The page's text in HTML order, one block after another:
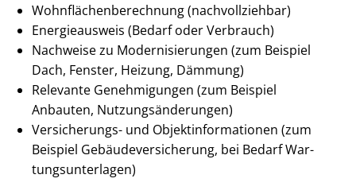
Wohn­flä­chen­be­rech­nung (nachvollziehbar)
Energieausweis (Bedarf oder Verbrauch)
Nachweise zu Mo­der­ni­sie­run­gen (zum Beispiel
Dach, Fenster, Heizung, Dämmung)
Relevante Genehmigungen (zum Beispiel
Anbauten, Nut­zungs­än­de­run­gen)
Versicherungs- und Ob­jekt­in­for­ma­tio­nen (zum
Beispiel Ge­bäu­de­ver­si­che­rung, bei Bedarf War­
tungs­un­ter­la­gen)